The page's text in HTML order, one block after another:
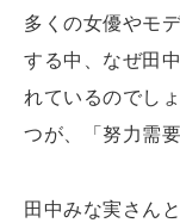
多くの女優やモ
する中、なぜ田
れているのでし
つが、「努力需要
田中みな実さん